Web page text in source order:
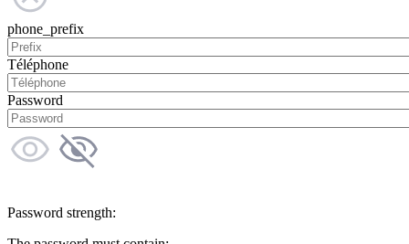
phone_prefix
Téléphone
Password
Password strength: